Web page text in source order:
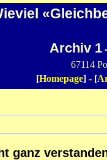
Archiv 1
67114
[Homepage] - [
ganz